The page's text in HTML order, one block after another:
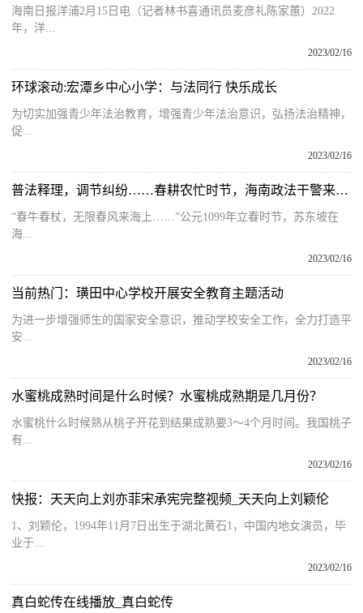
海南日报洋浦2月15日电（记者林书喜通讯员麦彦礼陈家蕙）2022
年，洋...
2023/02/16
环球滚动:宏潭乡中心小学：与法同行 快乐成长
为切实加强青少年法治教育，增强青少年法治意识，弘扬法治精神，
促...
2023/02/16
普法释理，调节纠纷……春耕农忙时节，海南政法干警来护航
“春牛春杖，无限春风来海上……”公元1099年立春时节，苏东坡在
海...
2023/02/16
当前热门：璜田中心学校开展安全教育主题活动
为进一步增强师生的国家安全意识，推动学校安全工作，全力打造平
安...
2023/02/16
水蜜桃成熟时间是什么时候？水蜜桃成熟期是几月份？
水蜜桃什么时候熟从桃子开花到结果成熟要3～4个月时间。我国桃子
有...
2023/02/16
快报：天天向上刘亦菲宋承宪完整视频_天天向上刘颖伦
1、刘颖伦，1994年11月7日出生于湖北黄石1，中国内地女演员，毕
业于...
2023/02/16
真白蛇传在线播放_真白蛇传